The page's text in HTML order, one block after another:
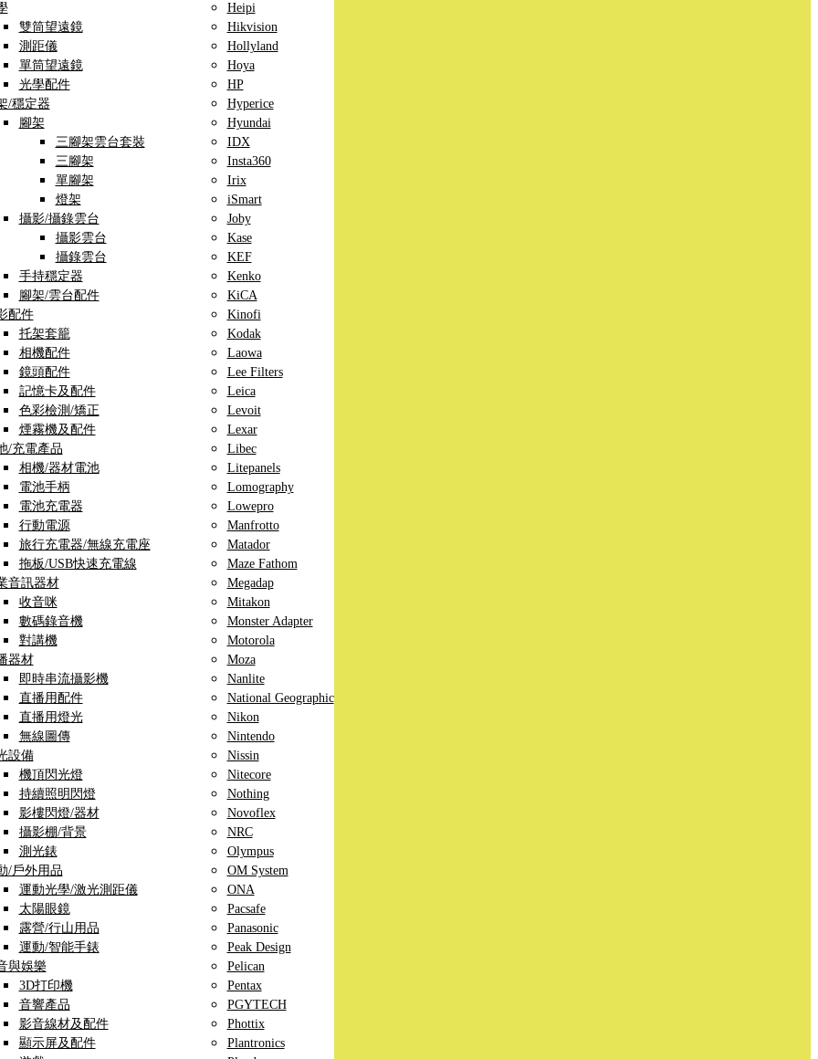
雙筒望遠鏡
測距儀
單筒望遠鏡
光學配件
/穩定器
腳架
三腳架雲台套裝
三腳架
單腳架
燈架
攝影/攝錄雲台
攝影雲台
攝錄雲台
手持穩定器
腳架/雲台配件
配件
托架套籠
相機配件
鏡頭配件
記憶卡及配件
色彩檢測/矯正
煙霧機及配件
/充電產品
相機/器材電池
電池手柄
電池充電器
行動電源
旅行充電器/無線充電座
拖板/USB快速充電線
音訊器材
收音咪
數碼錄音機
對講機
器材
即時串流攝影機
直播用配件
直播用燈光
無線圖傳
設備
機頂閃光燈
持續照明閃燈
影樓閃燈/器材
攝影棚/背景
測光錶
/戶外用品
運動光學/激光測距儀
太陽眼鏡
露營/行山用品
運動/智能手錶
與娛樂
3D打印機
音響產品
影音線材及配件
顯示屏及配件
Heipi
Hikvision
Hollyland
Hoya
HP
Hyperice
Hyundai
IDX
Insta360
Irix
iSmart
Joby
Kase
KEF
Kenko
KiCA
Kinofi
Kodak
Laowa
Lee Filters
Leica
Levoit
Lexar
Libec
Litepanels
Lomography
Lowepro
Manfrotto
Matador
Maze Fathom
Megadap
Mitakon
Monster Adapter
Motorola
Moza
Nanlite
National Geographic
Nikon
Nintendo
Nissin
Nitecore
Nothing
Novoflex
NRC
Olympus
OM System
ONA
Pacsafe
Panasonic
Peak Design
Pelican
Pentax
PGYTECH
Phottix
Plantronics